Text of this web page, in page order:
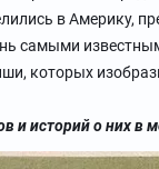
в Америку,
самыми
которых
и историй о них в